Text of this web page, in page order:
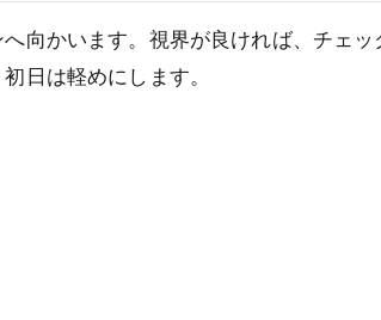
向かいます。視界が良ければ、チェッ
日は軽めにします。